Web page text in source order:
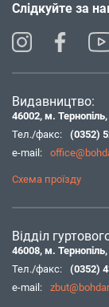
Слідкуйте за
Видавництво:
46002, м.
Тел./факс:
(0352)
e-mail:
Схема проїзду
Відділ
46008, м.
Тел./факс:
(0352)
e-mail: